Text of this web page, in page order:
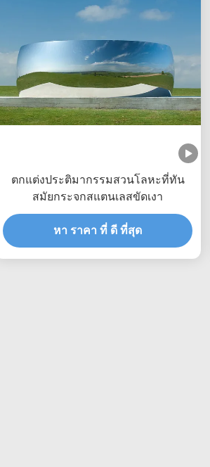
ตกแต่งประติมากรรมสวนโลหะที่ทัน
สมัยกระจกสแตนเลสขัดเงา
หา ราคา ที่ ดี ที่สุด